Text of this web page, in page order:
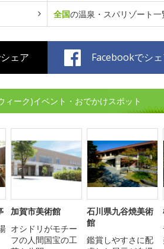
全国の温泉・スパリゾート一
ェア Facebookでシ
ィーク)イベント・おでかけスポット
加賀市美術館
オシドリがモチー
フの人間国宝の工
石川県九谷焼美術
館
鑑賞しやすさに配